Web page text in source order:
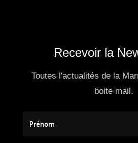
Recevoir la
Toutes l'actualités de la
boite mail.